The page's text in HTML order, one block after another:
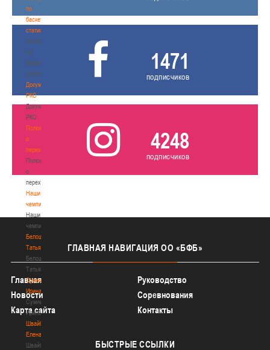
по
баскетбольной
статистике
Материалы
по
баскетбольной
статистике
Документы
РКС
Документы
РКС
Положение
о
переходах
Положение
о
переходах
Наши
чемпионы
Наши
чемпионы
Белошапко
Татьяна
Белошапко
Татьяна
Сумникова
Ирина
Сумникова
Ирина
Швайбович
Елена
Швайбович
1471
подписчиков
4248
подписчиков
ГЛАВНАЯ НАВИГАЦИЯ ОО «БФБ»
Главная
Руководство
Новости
Соревнования
Карта сайта
Контакты
БЫСТРЫЕ ССЫЛКИ